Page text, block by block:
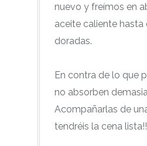
nuevo y freímos en
aceite caliente hasta
doradas.
En contra de lo que
no absorben
Acompañarlas de
tendréis la cena